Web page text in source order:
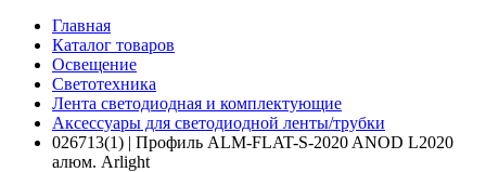
Главная
Каталог товаров
Освещение
Светотехника
Лента светодиодная и комплектующие
Аксессуары для светодиодной ленты/трубки
026713(1) | Профиль ALM-FLAT-S-2020 ANOD L2020
алюм. Arlight